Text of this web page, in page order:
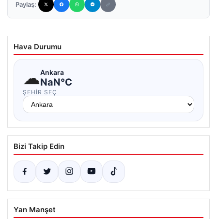
Paylaş:
Hava Durumu
☁Ankara
NaN°C
ŞEHIR SEÇ
Bizi Takip Edin
Yan Manşet